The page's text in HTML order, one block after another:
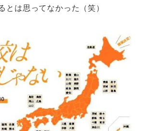
とは思ってなかった（笑）